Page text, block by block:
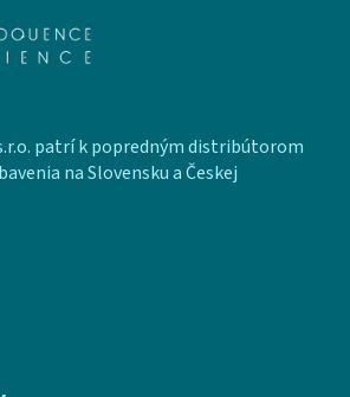
patrí k popredným distribútorom
na Slovensku a Českej